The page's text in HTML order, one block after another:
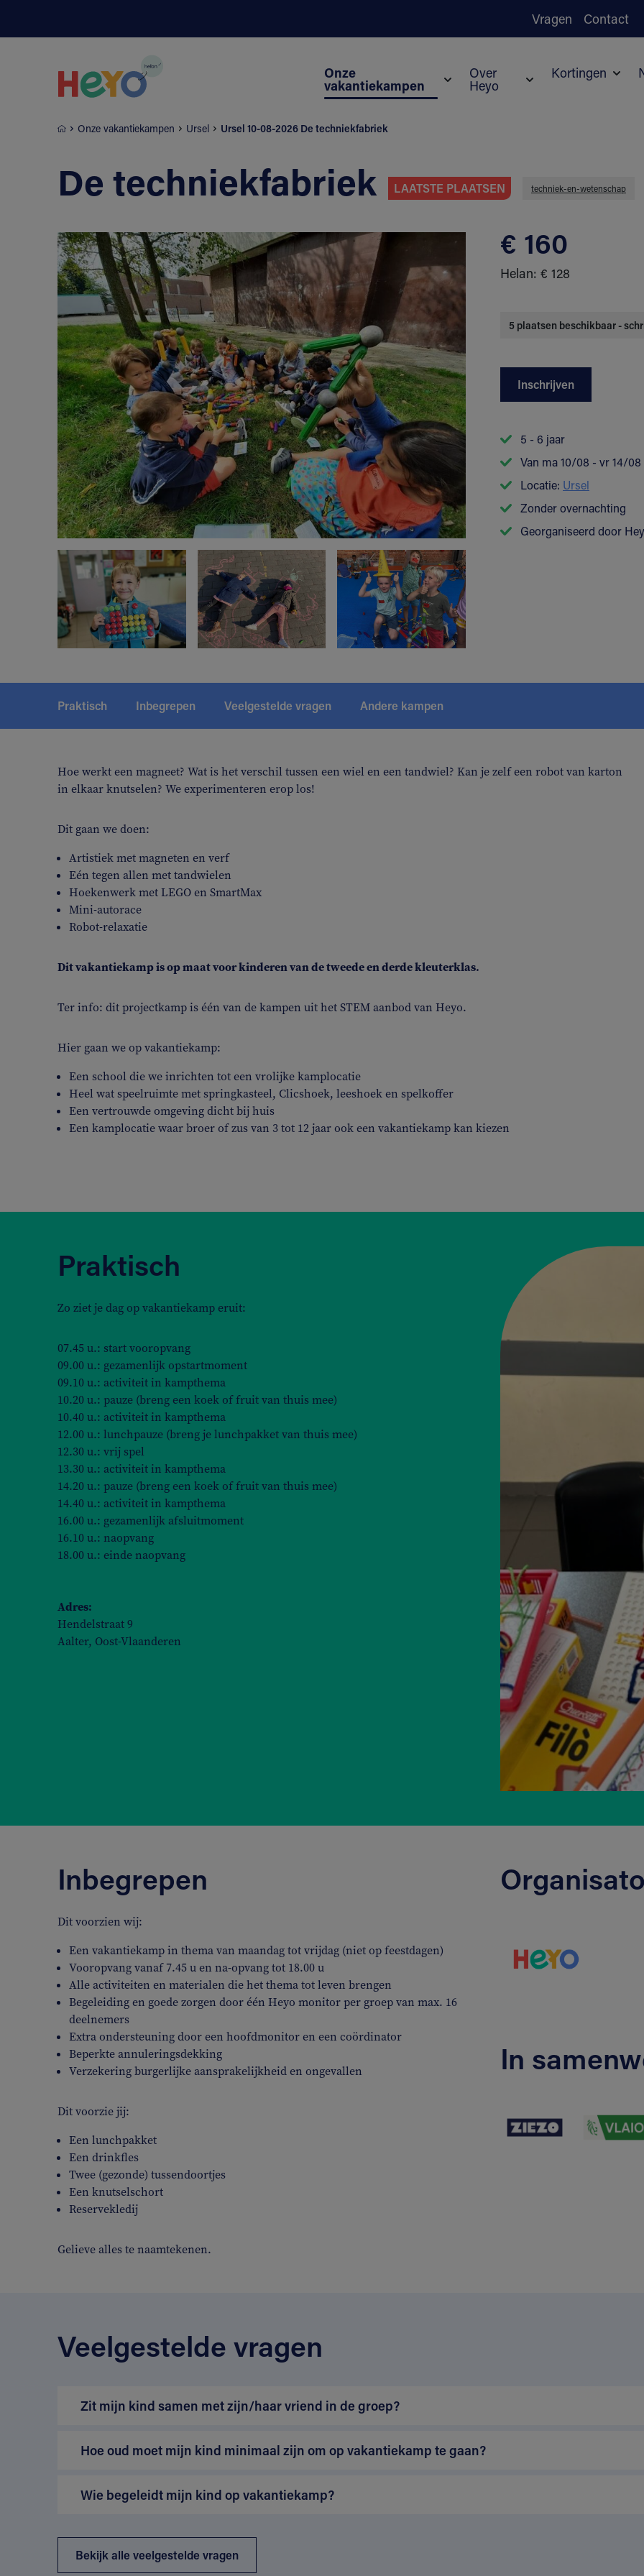
Vragen Contact
Onze
vakantiekampen
Submenu voor Onze vakantiekampen
Over
Heyo
Kortingen
Onze vakantiekampen Ursel Ursel 10-08-2026 De techniekfabriek
De techniekfabriek LAATSTE PLAATSEN techniek-en-wetenschap
€ 160
Helan: € 128
5 plaatsen beschikbaar -
Inschrijven
5 - 6 jaar
Van ma 10/08 - vr 14/08
Locatie: Ursel
Zonder overnachting
Georganiseerd door
Praktisch Inbegrepen Veelgestelde vragen Andere kampen
Hoe werkt een magneet? Wat is het verschil tussen een wiel en een tandwiel? Kan je zelf een robot van karton
in elkaar knutselen? We experimenteren erop los!
Dit gaan we doen:
Artistiek met magneten en verf
Eén tegen allen met tandwielen
Hoekenwerk met LEGO en SmartMax
Mini-autorace
Robot-relaxatie
Dit vakantiekamp is op maat voor kinderen van de tweede en derde kleuterklas.
Ter info: dit projectkamp is één van de kampen uit het STEM aanbod van Heyo.
Hier gaan we op vakantiekamp:
Een school die we inrichten tot een vrolijke kamplocatie
Heel wat speelruimte met springkasteel, Clicshoek, leeshoek en spelkoffer
Een vertrouwde omgeving dicht bij huis
Een kamplocatie waar broer of zus van 3 tot 12 jaar ook een vakantiekamp kan kiezen
Praktisch
Zo ziet je dag op vakantiekamp eruit:
07.45 u.: start vooropvang
09.00 u.: gezamenlijk opstartmoment
09.10 u.: activiteit in kampthema
10.20 u.: pauze (breng een koek of fruit van thuis mee)
10.40 u.: activiteit in kampthema
12.00 u.: lunchpauze (breng je lunchpakket van thuis mee)
12.30 u.: vrij spel
13.30 u.: activiteit in kampthema
14.20 u.: pauze (breng een koek of fruit van thuis mee)
14.40 u.: activiteit in kampthema
16.00 u.: gezamenlijk afsluitmoment
16.10 u.: naopvang
18.00 u.: einde naopvang
Adres:
Hendelstraat 9
Aalter, Oost-Vlaanderen
Inbegrepen
Dit voorzien wij:
Een vakantiekamp in thema van maandag tot vrijdag (niet op feestdagen)
Vooropvang vanaf 7.45 u en na-opvang tot 18.00 u
Alle activiteiten en materialen die het thema tot leven brengen
Begeleiding en goede zorgen door één Heyo monitor per groep van max. 16
deelnemers
Extra ondersteuning door een hoofdmonitor en een coördinator
Beperkte annuleringsdekking
Verzekering burgerlijke aansprakelijkheid en ongevallen
Dit voorzie jij:
Een lunchpakket
Een drinkfles
Twee (gezonde) tussendoortjes
Een knutselschort
Reservekledij
Gelieve alles te naamtekenen.
In
Veelgestelde vragen
Zit mijn kind samen met zijn/haar vriend in de groep?
Hoe oud moet mijn kind minimaal zijn om op vakantiekamp te gaan?
Wie begeleidt mijn kind op vakantiekamp?
Bekijk alle veelgestelde vragen